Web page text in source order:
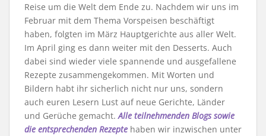
Reise um die Welt dem Ende zu. Nachdem wir uns im
Februar mit dem Thema Vorspeisen beschäftigt
haben, folgten im März Hauptgerichte aus aller Welt.
Im April ging es dann weiter mit den Desserts. Auch
dabei sind wieder viele spannende und ausgefallene
Rezepte zusammengekommen. Mit Worten und
Bildern habt ihr sicherlich nicht nur uns, sondern
auch euren Lesern Lust auf neue Gerichte, Länder
und Gerüche gemacht.Alle teilnehmenden Blogs sowie
die entsprechenden Rezepte haben wir inzwischen unter